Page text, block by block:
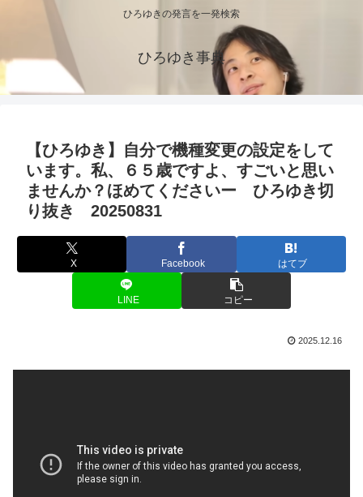
ひろゆきの発言を一発検索
ひろゆき事典
【ひろゆき】自分で機種変更の設定をして
います。私、６５歳ですよ、すごいと思い
ませんか？ほめてくださいー ひろゆき切
り抜き 20250831
X Facebook はてブ
LINE コピー
2025.12.16